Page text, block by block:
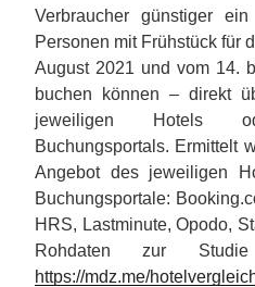
Verbraucher günstiger
Personen mit Frühstück für
August 2021 und vom 14.
buchen können – direkt
jeweiligen Hotels
Buchungsportals. Ermittelt
Angebot des jeweiligen
Buchungsportale:
HRS, Lastminute, Opodo,
Rohdaten zur
https://mdz.me/